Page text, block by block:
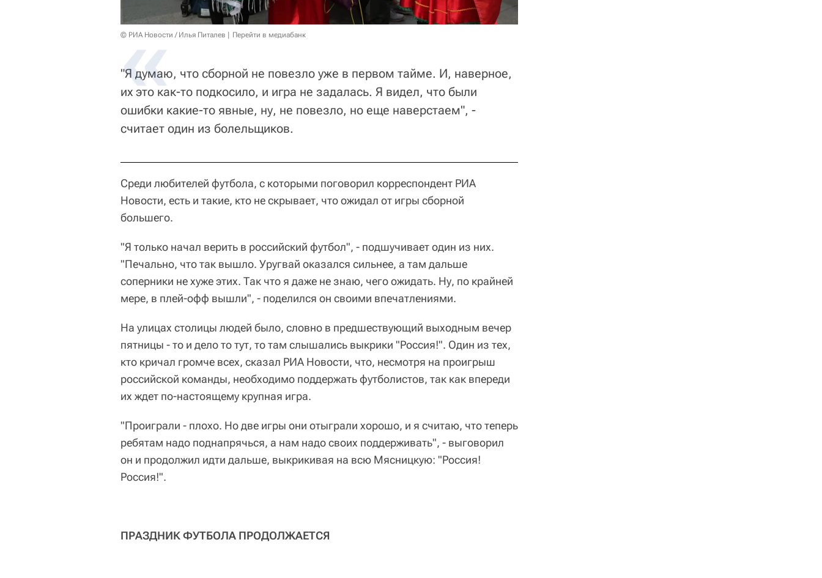
© РИА Новости / Илья Питалев Перейти в медиабанк
"Я думаю, что сборной не повезло уже в первом тайме. И, наверное,
их это как-то подкосило, и игра не задалась. Я видел, что были
ошибки какие-то явные, ну, не повезло, но еще наверстаем", -
считает один из болельщиков.
Среди любителей футбола, с которыми поговорил корреспондент РИА
Новости, есть и такие, кто не скрывает, что ожидал от игры сборной
большего.
"Я только начал верить в российский футбол", - подшучивает один из них.
"Печально, что так вышло. Уругвай оказался сильнее, а там дальше
соперники не хуже этих. Так что я даже не знаю, чего ожидать. Ну, по крайней
мере, в плей-офф вышли", - поделился он своими впечатлениями.
На улицах столицы людей было, словно в предшествующий выходным вечер
пятницы - то и дело то тут, то там слышались выкрики "Россия!". Один из тех,
кто кричал громче всех, сказал РИА Новости, что, несмотря на проигрыш
российской команды, необходимо поддержать футболистов, так как впереди
их ждет по-настоящему крупная игра.
"Проиграли - плохо. Но две игры они отыграли хорошо, и я считаю, что теперь
ребятам надо поднапрячься, а нам надо своих поддерживать", - выговорил
он и продолжил идти дальше, выкрикивая на всю Мясницкую: "Россия!
Россия!".
ПРАЗДНИК ФУТБОЛА ПРОДОЛЖАЕТСЯ